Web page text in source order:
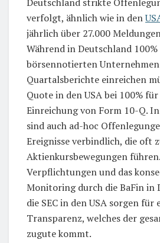
verfolgt, ähnlich wie in den
jährlich über 27.000
Während in Deutschland
börsennotierten
Quartalsberichte einreichen
Quote in den USA bei 100%
Einreichung von Form 10-Q.
sind auch ad-hoc
Ereignisse verbindlich, die oft
Aktienkursbewegungen
Verpflichtungen und das
Monitoring durch die BaFin in
die SEC in den USA sorgen für
Transparenz, welches der
zugute kommt.